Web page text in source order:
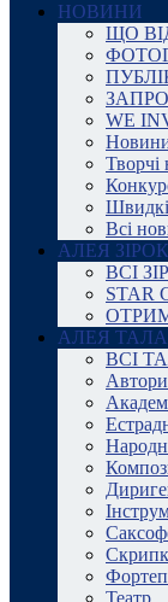
НОВИНИ
ЩО
WE
Творчі
Всі
АЛЕЯ ЗІРОК
ВСІ
STAR
АЛЕЯ
ВСІ
Автори
Театр